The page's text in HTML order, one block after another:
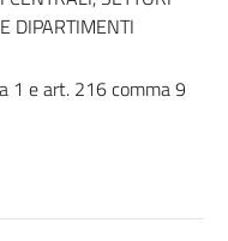
DIPARTIMENTI
1 e art. 216 comma 9